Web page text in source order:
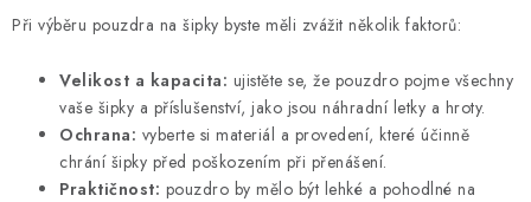
v
Při výběru pouzdra na šipky byste měli zvážit několik faktorů:
Velikost a kapacita: ujistěte se, že pouzdro pojme všechny
vaše šipky a příslušenství, jako jsou náhradní letky a hroty.
Ochrana: vyberte si materiál a provedení, které účinně
chrání šipky před poškozením při přenášení.
Praktičnost: pouzdro by mělo být lehké a pohodlné na